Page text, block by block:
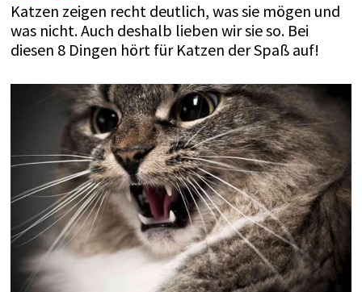
Katzen zeigen recht deutlich, was sie mögen und
was nicht. Auch deshalb lieben wir sie so. Bei
diesen 8 Dingen hört für Katzen der Spaß auf!